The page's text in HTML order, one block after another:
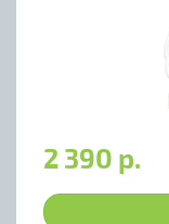
2 390 р.